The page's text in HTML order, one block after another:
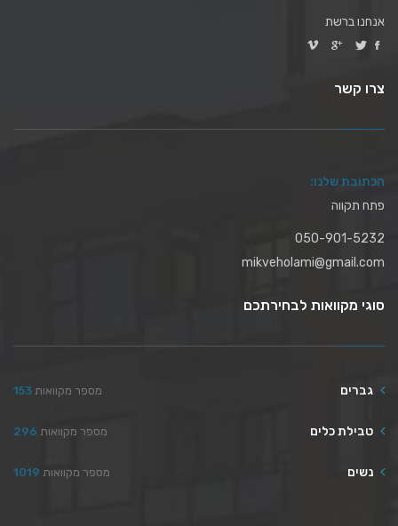
אנחנו ברשת
צרו קשר
הכתובת שלנו:
פתח תקווה
050-901-5232
mikveholami@gmail.com
סוגי מקוואות לבחירתכם
גברים 153 מספר מקוואות
טבילת כלים 296 מספר מקוואות
נשים 1019 מספר מקוואות